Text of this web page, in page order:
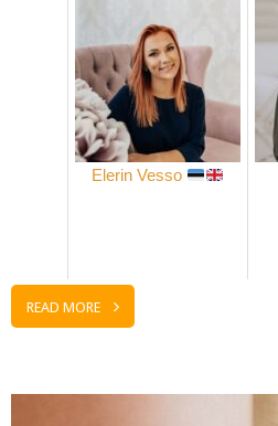
Elerin Vesso
READ MORE